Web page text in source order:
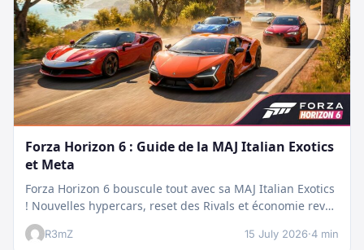
Forza Horizon 6 : Guide de la MAJ Italian Exotics
et Meta
Forza Horizon 6 bouscule tout avec sa MAJ Italian Exotics
! Nouvelles hypercars, reset des Rivals et économie revue
:…
R3mZ 15 July 2026·4 min